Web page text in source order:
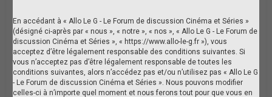
En accédant à « Allo Le G - Le Forum de discussion Cinéma et Séries »
(désigné ci-après par « nous », « notre », « nos », « Allo Le G - Le Forum de
discussion Cinéma et Séries », « https://www.allo-le-g.fr »), vous
acceptez d’être légalement responsable des conditions suivantes. Si
vous n’acceptez pas d’être légalement responsable de toutes les
conditions suivantes, alors n’accédez pas et/ou n’utilisez pas « Allo Le G
- Le Forum de discussion Cinéma et Séries ». Nous pouvons modifier
celles-ci à n’importe quel moment et nous ferons tout pour que vous en